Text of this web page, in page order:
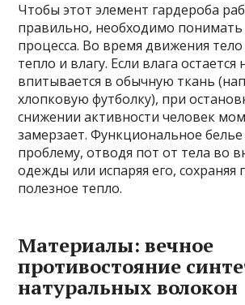
Чтобы этот элемент гардероба
правильно, необходимо понимать
процесса. Во время движения
тепло и влагу. Если влага
впитывается в обычную ткань
хлопковую футболку), при
снижении активности человек
замерзает. Функциональное
проблему, отводя пот от тела во
одежды или испаряя его, сохраняя
полезное тепло.
Материалы: вечное
противостояние
натуральных волокон